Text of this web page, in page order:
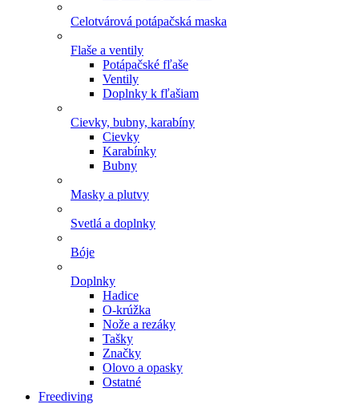
Celotvárová potápačská maska
Flaše a ventily
Potápačské fľaše
Ventily
Doplnky k fľašiam
Cievky, bubny, karabíny
Cievky
Karabínky
Bubny
Masky a plutvy
Svetlá a doplnky
Bóje
Doplnky
Hadice
O-krúžka
Nože a rezáky
Tašky
Značky
Olovo a opasky
Ostatné
Freediving